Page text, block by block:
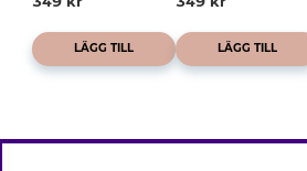
LÄGG TILL LÄGG TILL